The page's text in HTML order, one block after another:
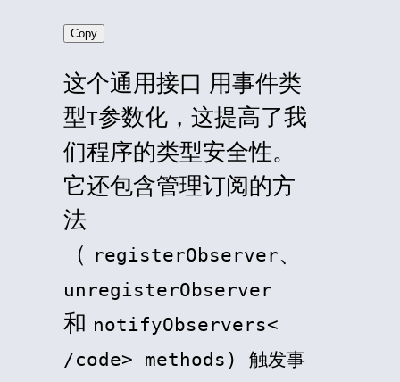
Copy
这个通用接口 用事件类
型T参数化，这提高了我
们程序的类型安全性。
它还包含管理订阅的方
法
（ registerObserver、
unregisterObserver
和 notifyObservers<
/code> methods) 触发事